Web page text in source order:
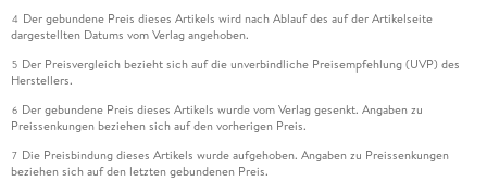
4 Der gebundene Preis dieses Artikels wird nach Ablauf des auf der Artikelseite
dargestellten Datums vom Verlag angehoben.
5 Der Preisvergleich bezieht sich auf die unverbindliche Preisempfehlung (UVP) des
Herstellers.
6 Der gebundene Preis dieses Artikels wurde vom Verlag gesenkt. Angaben zu
Preissenkungen beziehen sich auf den vorherigen Preis.
7 Die Preisbindung dieses Artikels wurde aufgehoben. Angaben zu Preissenkungen
beziehen sich auf den letzten gebundenen Preis.